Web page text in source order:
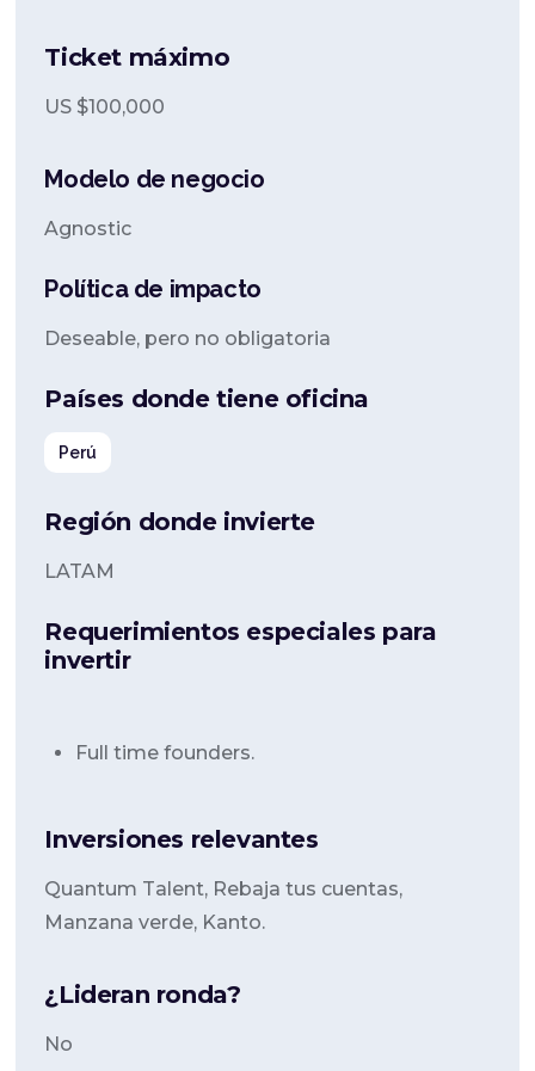
Ticket máximo
US $100,000
Modelo de negocio
Agnostic
Política de impacto
Deseable, pero no obligatoria
Países donde tiene oficina
Perú
Región donde invierte
LATAM
Requerimientos especiales para
invertir
Full time founders.
Inversiones relevantes
Quantum Talent, Rebaja tus cuentas,
Manzana verde, Kanto.
¿Lideran ronda?
No